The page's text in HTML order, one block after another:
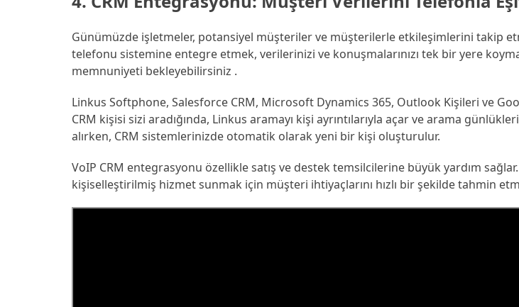
Günümüzde işletmeler, potansiyel müşteriler ve müşterilerle etkileşimlerini takip
telefonu sistemine entegre etmek, verilerinizi ve konuşmalarınızı tek bir yere
memnuniyeti bekleyebilirsiniz .
Linkus Softphone, Salesforce CRM, Microsoft Dynamics 365, Outlook Kişileri ve
CRM kişisi sizi aradığında, Linkus aramayı kişi ayrıntılarıyla açar ve arama
alırken, CRM sistemlerinizde otomatik olarak yeni bir kişi oluşturulur.
VoIP CRM entegrasyonu özellikle satış ve destek temsilcilerine büyük yardım
kişiselleştirilmiş hizmet sunmak için müşteri ihtiyaçlarını hızlı bir şekilde tahmin